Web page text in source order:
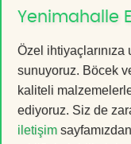
Yenimahalle
Özel ihtiyaçlarınıza
sunuyoruz. Böcek
kaliteli
ediyoruz. Siz de
iletişim